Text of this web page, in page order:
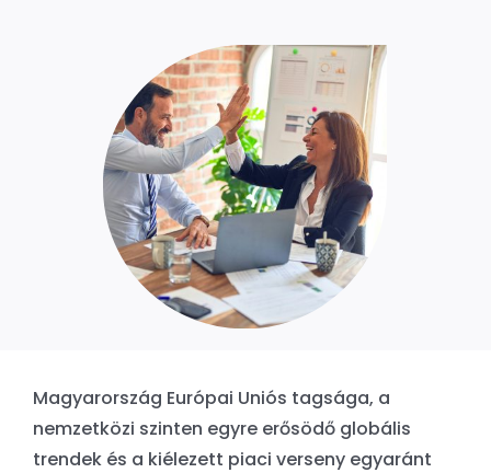
Magyarország Európai Uniós tagsága, a
nemzetközi szinten egyre erősödő globális
trendek és a kiélezett piaci verseny egyaránt